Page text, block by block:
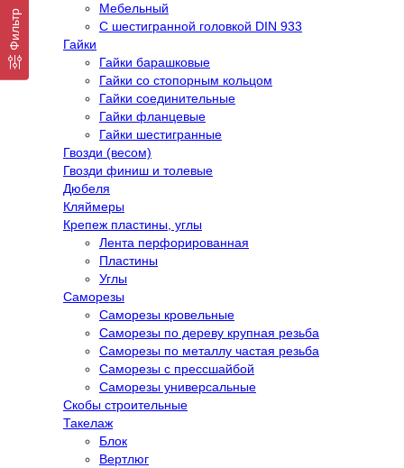
Мебельный
С шестигранной головкой DIN 933
Гайки
Гайки барашковые
Гайки со стопорным кольцом
Гайки соединительные
Гайки фланцевые
Гайки шестигранные
Гвозди (весом)
Гвозди финиш и толевые
Дюбеля
Кляймеры
Крепеж пластины, углы
Лента перфорированная
Пластины
Углы
Саморезы
Саморезы кровельные
Саморезы по дереву крупная резьба
Саморезы по металлу частая резьба
Саморезы с прессшайбой
Саморезы универсальные
Скобы строительные
Такелаж
Блок
Вертлюг
Фильтр